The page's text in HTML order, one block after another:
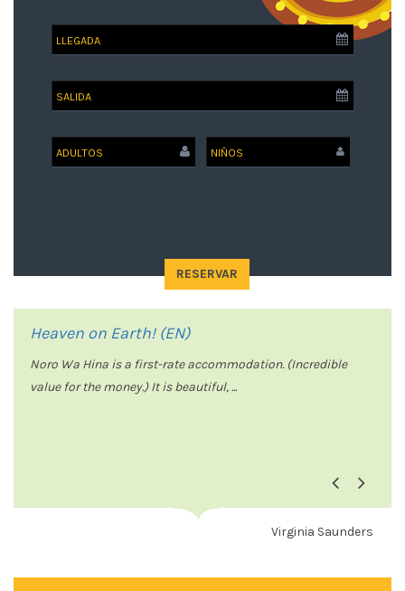
SALIDA
SALIDA NIÑOS
RESERVAR
Heaven on Earth! (EN)
Noro Wa Hina is a first-rate accommodation. (Incredible
value for the money.) It is beautiful, ...
Virginia Saunders
Next